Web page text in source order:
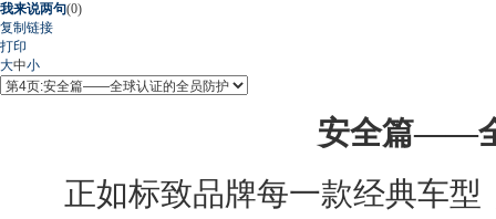
我来说两句(0)
复制链接
打印
大中小
安全篇——
正如标致品牌每一款经典车型